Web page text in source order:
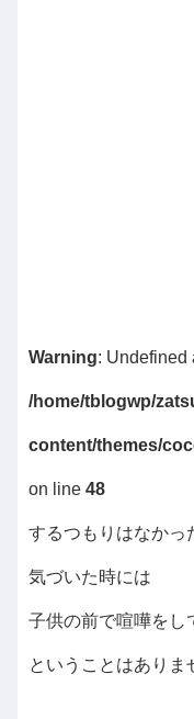
Warning: Undefined
/home/tblogwp/
content/themes/
on line 48
するつもりはなかっ
気づいた時には
子供の前で喧嘩を
ということはありま